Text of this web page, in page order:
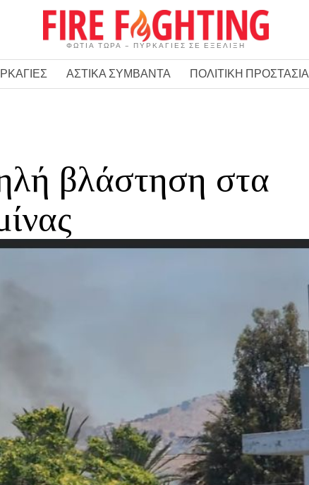
ΦΩΤΙΑ ΤΩΡΑ – ΠΥΡΚΑΓΙΕΣ ΣΕ ΕΞΕΛΙΞΗ
ΑΣΤΙΚΑ ΣΥΜΒΑΝΤΑ ΠΟΛΙΤΙΚΗ ΠΡΟΣΤΑΣΙΑ
βλάστηση στα